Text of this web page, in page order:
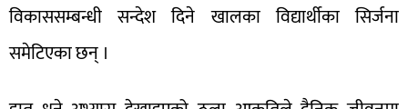
विकाससम्बन्धी सन्देश दिने खालका विद्यार्थीका सिर्जना
समेटिएका छन् ।